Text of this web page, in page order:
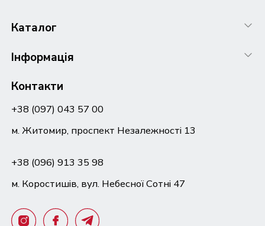
Каталог
Інформація
Контакти
+38 (097) 043 57 00
м. Житомир, проспект Незалежності 13
+38 (096) 913 35 98
м. Коростишів, вул. Небесної Сотні 47